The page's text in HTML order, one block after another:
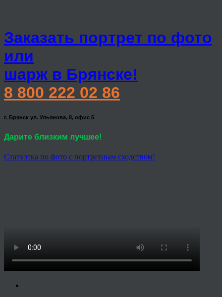
Заказать портрет по фото
или
шарж в Брянске!
8 800 222 02 86
г. Брянск ул. Ульянова, 8, офис 5
Дарите близким лучшее!
Статуэтка по фото с портретным сходством!